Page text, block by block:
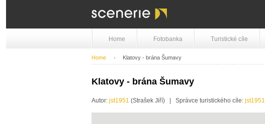
Home Fotobanka Turistické cíle
Home Klatovy - brána Šumavy
Klatovy - brána Šumavy
Autor: jst1951 (Strašek Jiří) | Správce turistického cíle: jst1951